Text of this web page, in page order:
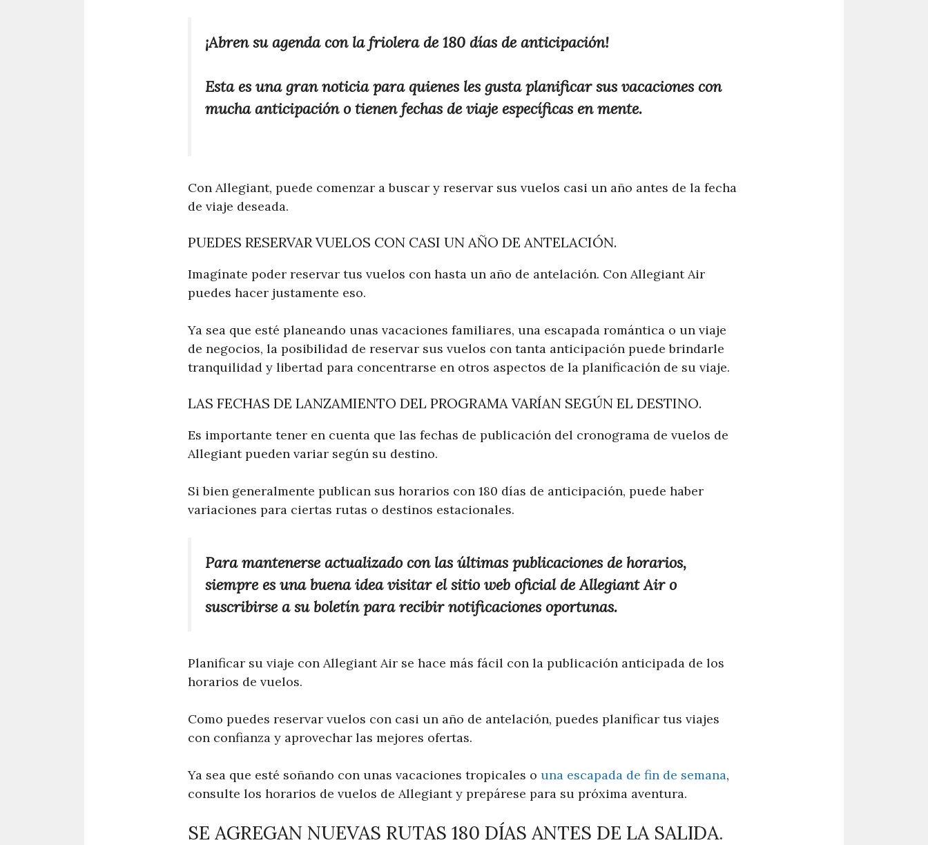
¡Abren su agenda con la friolera de 180 días de anticipación!
Esta es una gran noticia para quienes les gusta planificar sus vacaciones con
mucha anticipación o tienen fechas de viaje específicas en mente.
Con Allegiant, puede comenzar a buscar y reservar sus vuelos casi un año antes de la fecha
de viaje deseada.
PUEDES RESERVAR VUELOS CON CASI UN AÑO DE ANTELACIÓN.
Imagínate poder reservar tus vuelos con hasta un año de antelación. Con Allegiant Air
puedes hacer justamente eso.
Ya sea que esté planeando unas vacaciones familiares, una escapada romántica o un viaje
de negocios, la posibilidad de reservar sus vuelos con tanta anticipación puede brindarle
tranquilidad y libertad para concentrarse en otros aspectos de la planificación de su viaje.
LAS FECHAS DE LANZAMIENTO DEL PROGRAMA VARÍAN SEGÚN EL DESTINO.
Es importante tener en cuenta que las fechas de publicación del cronograma de vuelos de
Allegiant pueden variar según su destino.
Si bien generalmente publican sus horarios con 180 días de anticipación, puede haber
variaciones para ciertas rutas o destinos estacionales.
Para mantenerse actualizado con las últimas publicaciones de horarios,
siempre es una buena idea visitar el sitio web oficial de Allegiant Air o
suscribirse a su boletín para recibir notificaciones oportunas.
Planificar su viaje con Allegiant Air se hace más fácil con la publicación anticipada de los
horarios de vuelos.
Como puedes reservar vuelos con casi un año de antelación, puedes planificar tus viajes
con confianza y aprovechar las mejores ofertas.
Ya sea que esté soñando con unas vacaciones tropicales o una escapada de fin de semana,
consulte los horarios de vuelos de Allegiant y prepárese para su próxima aventura.
SE AGREGAN NUEVAS RUTAS 180 DÍAS ANTES DE LA SALIDA.